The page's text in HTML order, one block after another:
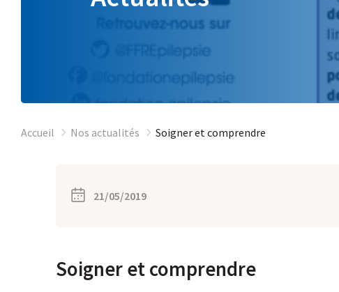
Accueil Nos actualités Soigner et comprendre
21/05/2019
Soigner et comprendre